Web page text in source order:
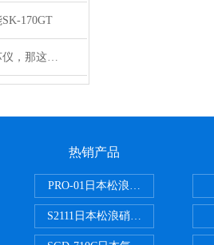
170GT
想要使用好细胞复苏仪，那这些资料你必须掌握
热销产品
PRO-01日本松浪硝子玻璃制品载
S2111日本松浪硝子载玻片